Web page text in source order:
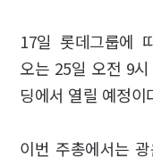
17일 롯데그룹에
오는 25일 오전 9
딩에서 열릴 예정이
이번 주총에서는